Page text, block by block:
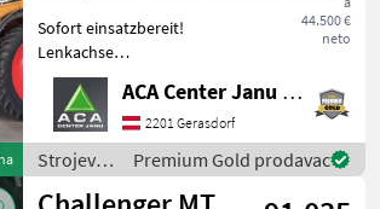
tehnika
44.500 €
neto
Sofort einsatzbereit!
Lenkachse
Fremdfüllanschluß Hydr.
Stützfuß Selbstansaugende
Pumpe Anfahrsicherung
L&R mit Aliminium
Frischwassertank 500L
Einspülschleus
ACA Center Janu GmbH
2201 Gerasdorf
Strojevi
za zaštitu
Premium Gold prodavac